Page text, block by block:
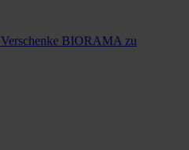
Verschenke BIORAMA zu